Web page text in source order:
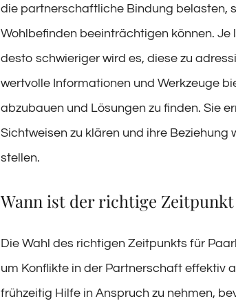
die partnerschaftliche Bindung belasten,
Wohlbefinden beeinträchtigen können.
desto schwieriger wird es, diese zu
wertvolle Informationen und Werkzeuge
abzubauen und Lösungen zu finden. Sie
Sichtweisen zu klären und ihre
stellen.
Wann ist der richtige
Die Wahl des richtigen Zeitpunkts für
um Konflikte in der Partnerschaft effektiv
frühzeitig Hilfe in Anspruch zu nehmen,